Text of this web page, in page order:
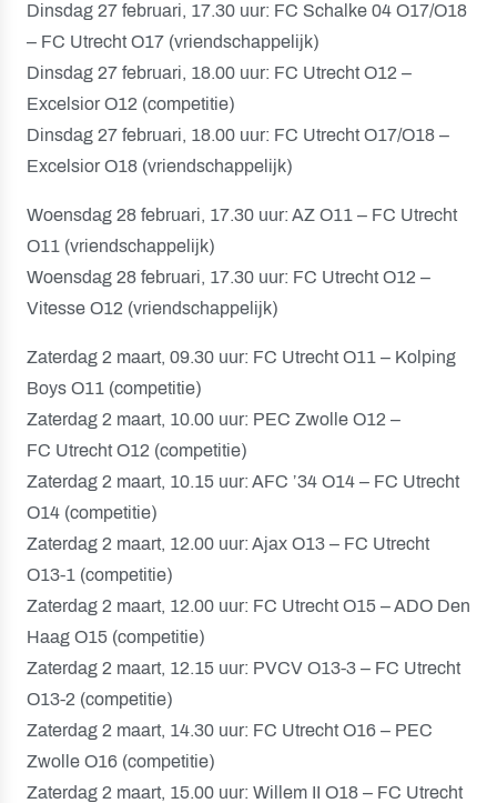
Dinsdag 27 februari, 17.30 uur: FC Schalke 04 O17/O18
– FC Utrecht O17 (vriendschappelijk)
Dinsdag 27 februari, 18.00 uur: FC Utrecht O12 –
Excelsior O12 (competitie)
Dinsdag 27 februari, 18.00 uur: FC Utrecht O17/O18 –
Excelsior O18 (vriendschappelijk)
Woensdag 28 februari, 17.30 uur: AZ O11 – FC Utrecht
O11 (vriendschappelijk)
Woensdag 28 februari, 17.30 uur: FC Utrecht O12 –
Vitesse O12 (vriendschappelijk)
Zaterdag 2 maart, 09.30 uur: FC Utrecht O11 – Kolping
Boys O11 (competitie)
Zaterdag 2 maart, 10.00 uur: PEC Zwolle O12 –
FC Utrecht O12 (competitie)
Zaterdag 2 maart, 10.15 uur: AFC ’34 O14 – FC Utrecht
O14 (competitie)
Zaterdag 2 maart, 12.00 uur: Ajax O13 – FC Utrecht
O13-1 (competitie)
Zaterdag 2 maart, 12.00 uur: FC Utrecht O15 – ADO Den
Haag O15 (competitie)
Zaterdag 2 maart, 12.15 uur: PVCV O13-3 – FC Utrecht
O13-2 (competitie)
Zaterdag 2 maart, 14.30 uur: FC Utrecht O16 – PEC
Zwolle O16 (competitie)
Zaterdag 2 maart, 15.00 uur: Willem II O18 – FC Utrecht